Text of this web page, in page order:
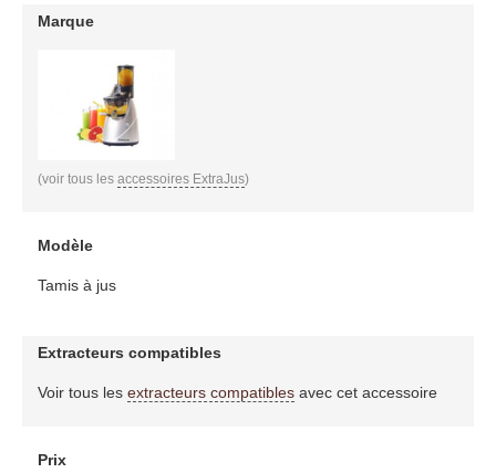
Marque
(voir tous les accessoires ExtraJus)
Modèle
Tamis à jus
Extracteurs compatibles
Voir tous les extracteurs compatiblesavec cet accessoire
Prix